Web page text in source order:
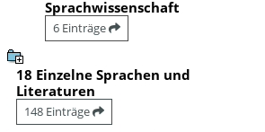
Sprachwissenschaft
6 Einträge
18 Einzelne Sprachen und
Literaturen
148 Einträge